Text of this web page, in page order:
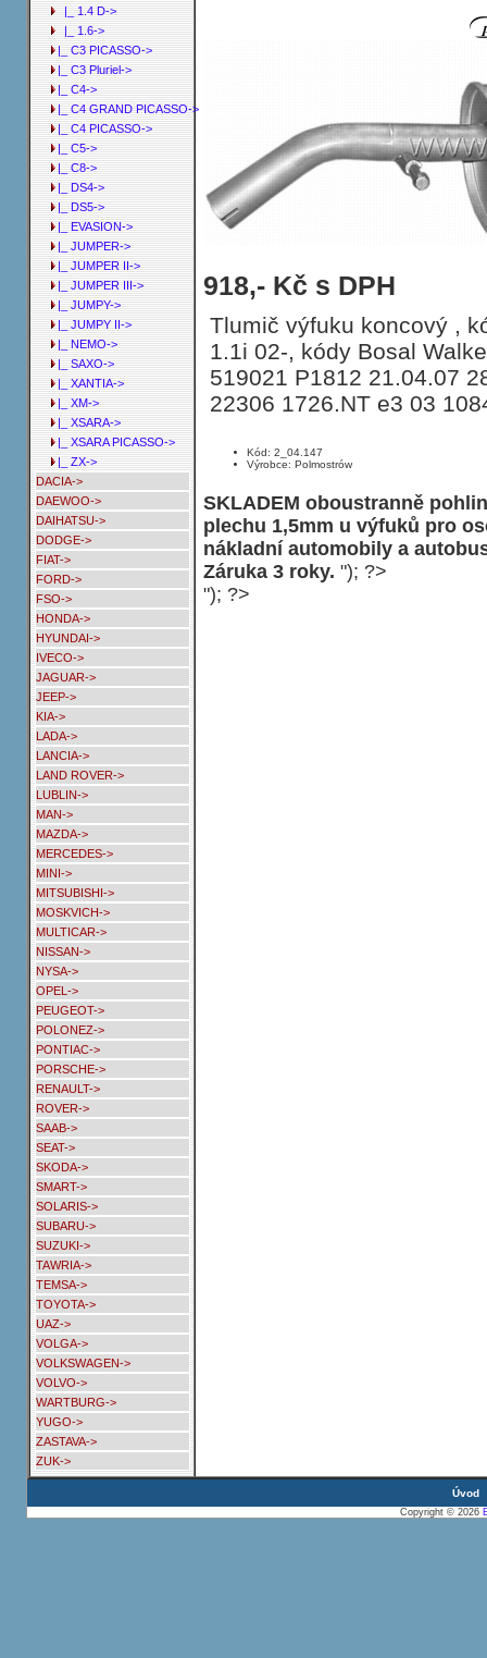
|_ 1.4 D->
|_ 1.6->
|_ C3 PICASSO->
|_ C3 Pluriel->
|_ C4->
|_ C4 GRAND PICASSO->
|_ C4 PICASSO->
|_ C5->
|_ C8->
|_ DS4->
|_ DS5->
|_ EVASION->
|_ JUMPER->
|_ JUMPER II->
|_ JUMPER III->
|_ JUMPY->
|_ JUMPY II->
|_ NEMO->
|_ SAXO->
|_ XANTIA->
|_ XM->
|_ XSARA->
|_ XSARA PICASSO->
|_ ZX->
DACIA->
DAEWOO->
DAIHATSU->
DODGE->
FIAT->
FORD->
FSO->
HONDA->
HYUNDAI->
IVECO->
JAGUAR->
JEEP->
KIA->
LADA->
LANCIA->
LAND ROVER->
LUBLIN->
MAN->
MAZDA->
MERCEDES->
MINI->
MITSUBISHI->
MOSKVICH->
MULTICAR->
NISSAN->
NYSA->
OPEL->
PEUGEOT->
POLONEZ->
PONTIAC->
PORSCHE->
RENAULT->
ROVER->
SAAB->
SEAT->
SKODA->
SMART->
SOLARIS->
SUBARU->
SUZUKI->
TAWRIA->
TEMSA->
TOYOTA->
UAZ->
VOLGA->
VOLKSWAGEN->
VOLVO->
WARTBURG->
YUGO->
ZASTAVA->
ZUK->
Tlumič výfuku koncový CITROEN C3
918,- Kč s DPH
Tlumič výfuku koncový ,
1.1i 02-, kódy Bosal
519021 P1812 21.04.07
22306 1726.NT e3 03
Kód: 2_04.147
Výrobce: Polmostrów
SKLADEM oboustranně
plechu 1,5mm u výfuků pro
nákladní automobily a
Záruka 3 roky."); ?>
"); ?>
Úvod
Copyright © 2026